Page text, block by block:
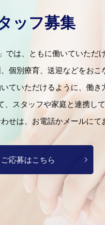
ッフ募集
では、ともに働いていただ
個別療育、送迎などをおこ
ていただけるように、働き
スタッフや家庭と連携し
せは、お電話かメールにて
ご応募はこちら